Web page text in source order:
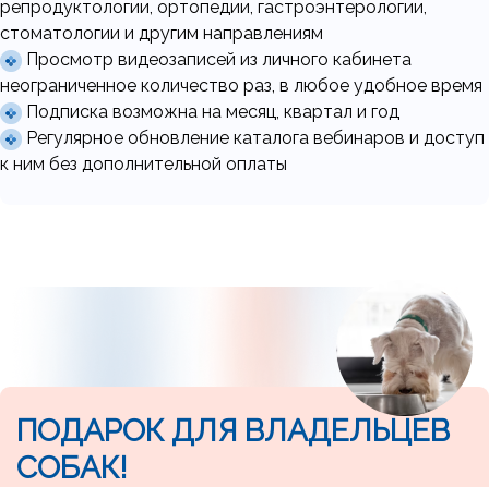
репродуктологии, ортопедии, гастроэнтерологии,
стоматологии и другим направлениям
Просмотр видеозаписей из личного кабинета
неограниченное количество раз, в любое удобное время
Подписка возможна на месяц, квартал и год
Регулярное обновление каталога вебинаров и доступ
к ним без дополнительной оплаты
ПОДАРОК ДЛЯ ВЛАДЕЛЬЦЕВ
СОБАК!